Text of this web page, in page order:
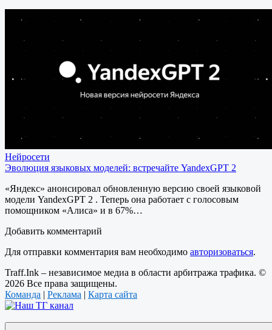
Нейросети
Эволюция языковых моделей: встречайте YandexGPT 2
«Яндекс» анонсировал обновленную версию своей языковой
модели YandexGPT 2 . Теперь она работает с голосовым
помощником «Алиса» и в 67%…
Добавить комментарий
Для отправки комментария вам необходимо авторизоваться.
Traff.Ink – независимое медиа в области арбитража трафика. ©
2026 Все права защищены.
Команда | Реклама | Карта сайта